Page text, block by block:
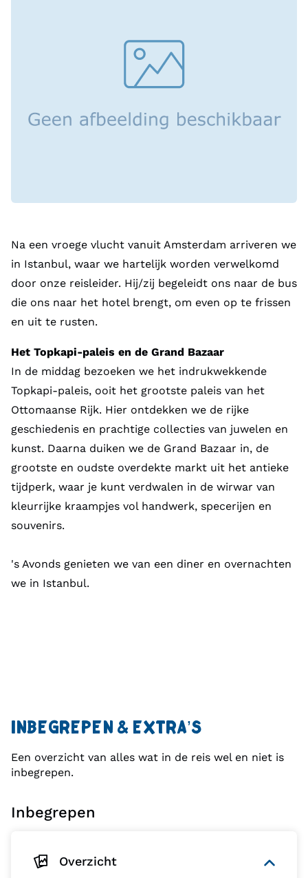
Na een vroege vlucht vanuit Amsterdam arriveren we
in Istanbul, waar we hartelijk worden verwelkomd
door onze reisleider. Hij/zij begeleidt ons naar de bus
die ons naar het hotel brengt, om even op te frissen
en uit te rusten.
Het Topkapi-paleis en de Grand Bazaar
In de middag bezoeken we het indrukwekkende
Topkapi-paleis, ooit het grootste paleis van het
Ottomaanse Rijk. Hier ontdekken we de rijke
geschiedenis en prachtige collecties van juwelen en
kunst. Daarna duiken we de Grand Bazaar in, de
grootste en oudste overdekte markt uit het antieke
tijdperk, waar je kunt verdwalen in de wirwar van
kleurrijke kraampjes vol handwerk, specerijen en
souvenirs.
's Avonds genieten we van een diner en overnachten
we in Istanbul.
INBEGREPEN & EXTRA’S
Een overzicht van alles wat in de reis wel en niet is
inbegrepen.
Inbegrepen
Overzicht